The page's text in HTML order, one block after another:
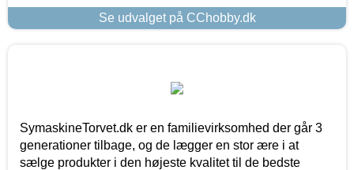
Se udvalget på CChobby.dk
SymaskineTorvet.dk er en familievirksomhed der går 3
generationer tilbage, og de lægger en stor ære i at
sælge produkter i den højeste kvalitet til de bedste